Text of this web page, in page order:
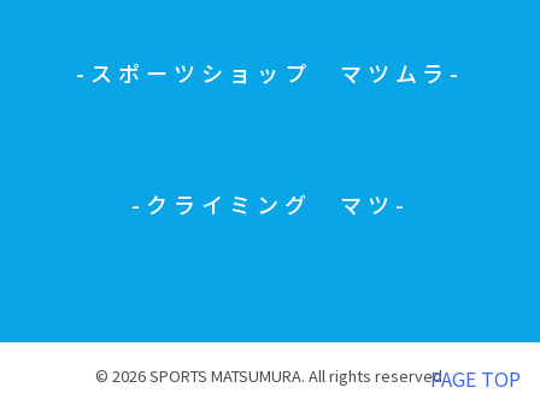
スポーツショップ マツムラ
クライミング マツ
© 2026 SPORTS MATSUMURA. All rights reserved.PAGE TOP